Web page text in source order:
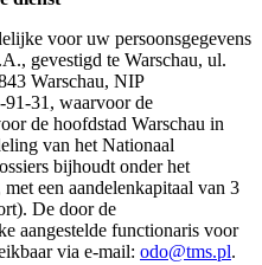
voor uw persoonsgegevens
gevestigd te Warschau, ul.
Warschau, NIP
91-31, waarvoor de
de hoofdstad Warschau in
van het Nationaal
bijhoudt onder het
een aandelenkapitaal van 3
De door de
aangestelde functionaris voor
via e-mail: odo@tms.pl.